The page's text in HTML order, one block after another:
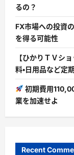
るの？
FX市場への投資
を得る可能性
【ひかりＴＶシ
料・日用品など定
初期費用
業を加速せよ
Recent